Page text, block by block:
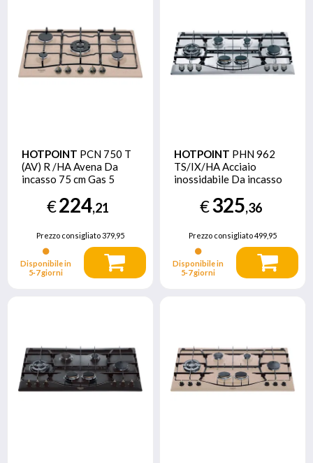
HOTPOINT PCN 750 T
(AV) R /HA Avena Da
incasso 75 cm Gas 5
€224,21
Prezzo consigliato379,95
Disponibile in
5‑7 giorni
HOTPOINT PHN 962
TS/IX/HA Acciaio
inossidabile Da incasso
€325,36
Prezzo consigliato499,95
Disponibile in
5‑7 giorni